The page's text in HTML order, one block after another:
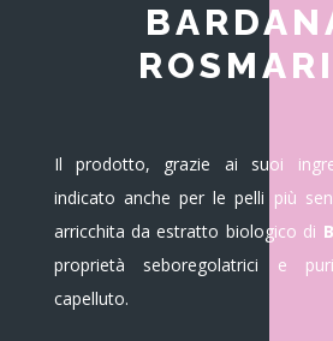
Il prodotto, grazie ai suoi
indicato anche per le pelli più
arricchita da estratto biologico di
proprietà seboregolatrici e
capelluto.